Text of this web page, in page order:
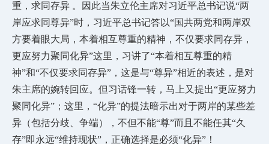
重，求同存异 。因此当朱立伦主席对习近平总书记说“两
岸应求同尊异”时，习近平总书记答以“国共两党和两岸双
方要着眼大局，本着相互尊重的精神，不仅要求同存异，
更应努力聚同化异”这里，习讲了“本着相互尊重的精
神”和“不仅要求同存异”，这是与“尊异”相近的表述，是对
朱主席的婉转回应。但习话锋一转，马上又提出“更应努力
聚同化异”；这里，“化异”的提法暗示出对于两岸的某些差
异（包括分歧、争端），不但不能“尊”而且不能任其“久
存”即永远“维持现状”，正确选择是必须“化异”！